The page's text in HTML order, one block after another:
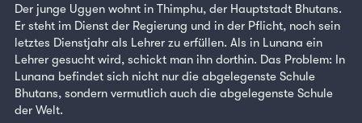
Der junge Ugyen wohnt in Thimphu, der Hauptstadt Bhutans.
Er steht im Dienst der Regierung und in der Pflicht, noch sein
letztes Dienstjahr als Lehrer zu erfüllen. Als in Lunana ein
Lehrer gesucht wird, schickt man ihn dorthin. Das Problem: In
Lunana befindet sich nicht nur die abgelegenste Schule
Bhutans, sondern vermutlich auch die abgelegenste Schule
der Welt.